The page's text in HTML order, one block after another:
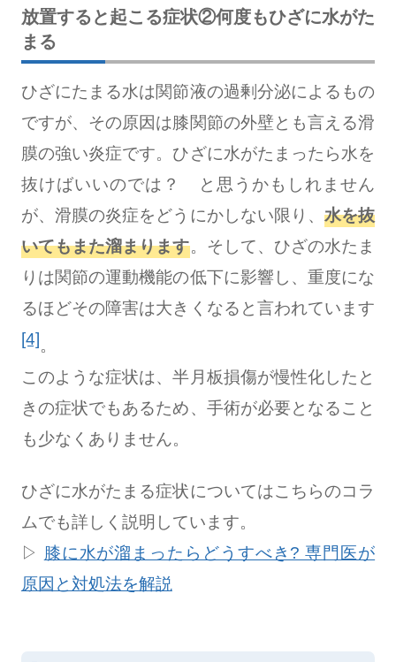
放置すると起こる症状②何度もひざに水がた
まる
ひざにたまる水は関節液の過剰分泌によるもの
ですが、その原因は膝関節の外壁とも言える滑
膜の強い炎症です。ひざに水がたまったら水を
抜けばいいのでは？ と思うかもしれません
が、滑膜の炎症をどうにかしない限り、 水を抜
いてもまた溜まります。そして、ひざの水たま
りは関節の運動機能の低下に影響し、重度にな
るほどその障害は大きくなると言われています
[4]。
このような症状は、半月板損傷が慢性化したと
きの症状でもあるため、手術が必要となること
も少なくありません。
ひざに水がたまる症状についてはこちらのコラ
ムでも詳しく説明しています。
▷ 膝に水が溜まったらどうすべき? 専門医が
原因と対処法を解説